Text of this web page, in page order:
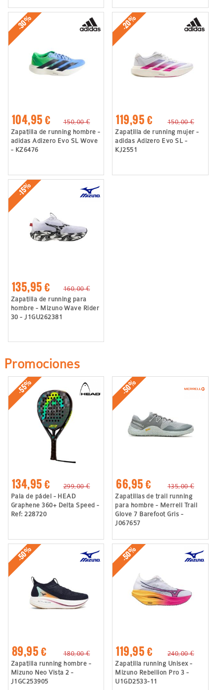
-30%
104,95 €
150,00 €
Zapatilla de running hombre -
adidas Adizero Evo SL Wove
- KZ6476
-20%
119,95 €
150,00 €
Zapatilla de running mujer -
adidas Adizero Evo SL -
KJ2551
-15%
135,95 €
160,00 €
Zapatilla de running para
hombre - Mizuno Wave Rider
30 - J1GU262381
Promociones
-55%
134,95 €
299,00 €
Pala de pádel - HEAD
Graphene 360+ Delta Speed -
Ref: 228720
-50%
66,95 €
135,00 €
Zapatillas de trail running
para hombre - Merrell Trail
Glove 7 Barefoot Gris -
J067657
-50%
89,95 €
180,00 €
Zapatilla running hombre -
Mizuno Neo Vista 2 -
J1GC253905
-50%
119,95 €
240,00 €
Zapatilla running Unisex -
Mizuno Rebellion Pro 3 -
U1GD2533-11